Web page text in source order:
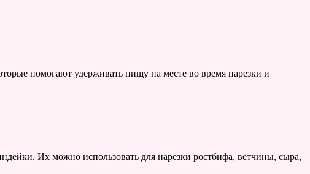
помогают удерживать пищу на месте во время нарезки и
Их можно использовать для нарезки ростбифа, ветчины, сыра,